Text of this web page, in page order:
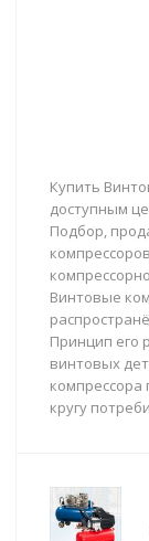
Купить
доступным
Подбор,
Винтовые
Принцип его
винтовых
компрессора
кругу